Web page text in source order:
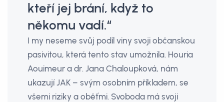
kteří jej brání, když to
někomu vadí.“
I my neseme svůj podíl viny svoji občanskou
pasivitou, která tento stav umožnila. Houria
Aouimeur a dr. Jana Chaloupková, nám
ukazují JAK – svým osobním příkladem, se
všemi riziky a oběťmi. Svoboda má svoji